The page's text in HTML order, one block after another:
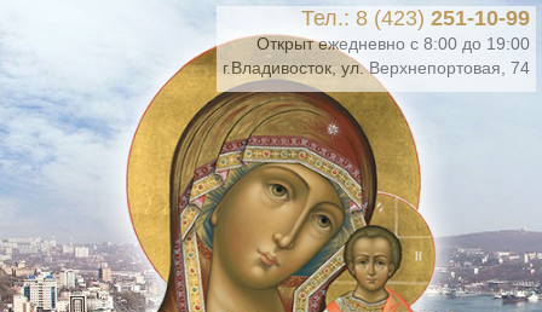
Тел.: 8 (423) 251-10-99
Открыт ежедневно с 8:00 до 19:00
г.Владивосток, ул. Верхнепортовая, 74